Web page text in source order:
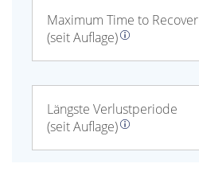
Maximum Time to Recover
(seit Auflage)
Längste Verlust­periode
(seit Auflage)